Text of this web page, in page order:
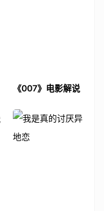
《007》电影解说